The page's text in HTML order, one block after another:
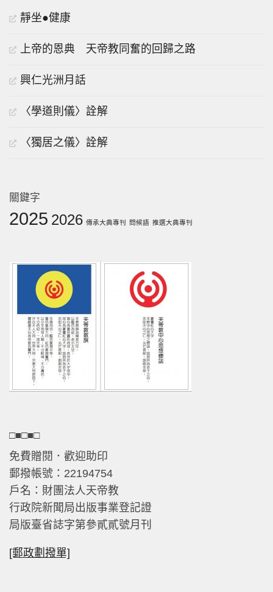
靜坐●健康
上帝的恩典 天帝教同奮的回歸之路
興仁光洲月話
〈學道則儀〉詮解
〈獨居之儀〉詮解
關鍵字
2025 2026 傳承大典專刊 問候語 推選大典專刊
□■□■□
免費贈閱．歡迎助印
郵撥帳號：22194754
戶名：財團法人天帝教
行政院新聞局出版事業登記證
局版臺省誌字第參貳貳號月刊
[郵政劃撥單]